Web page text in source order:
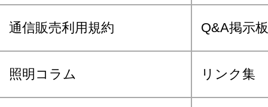
通信販売利用規約 Q&A掲示板
照明コラム リンク集